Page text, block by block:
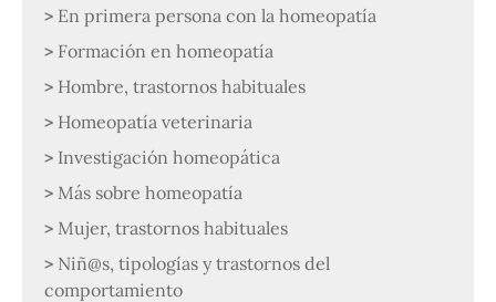
En primera persona con la homeopatía
Formación en homeopatía
Hombre, trastornos habituales
Homeopatía veterinaria
Investigación homeopática
Más sobre homeopatía
Mujer, trastornos habituales
Niñ@s, tipologías y trastornos del
comportamiento